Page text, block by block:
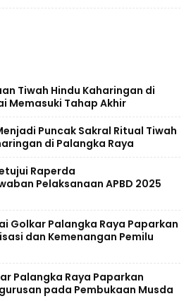
Tiwah Hindu Kaharingan di
Memasuki Tahap Akhir
Puncak Sakral Ritual Tiwah
di Palangka Raya
Raperda
Pelaksanaan APBD 2025
Golkar Palangka Raya Paparkan
dan Kemenangan Pemilu
Palangka Raya Paparkan
pada Pembukaan Musda